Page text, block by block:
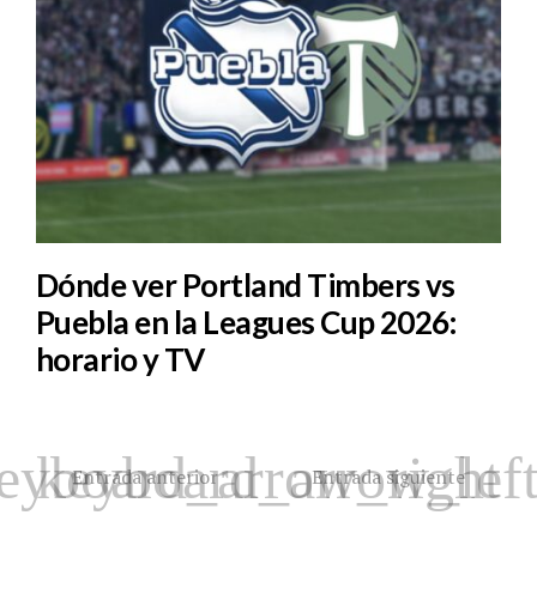
Dónde ver Portland Timbers vs
Puebla en la Leagues Cup 2026:
horario y TV
Entrada anterior Entrada siguiente